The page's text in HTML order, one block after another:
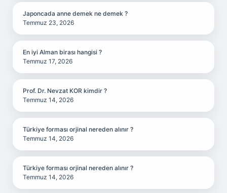
Japoncada anne demek ne demek ?
Temmuz 23, 2026
En iyi Alman birası hangisi ?
Temmuz 17, 2026
Prof. Dr. Nevzat KOR kimdir ?
Temmuz 14, 2026
Türkiye forması orjinal nereden alınır ?
Temmuz 14, 2026
Türkiye forması orjinal nereden alınır ?
Temmuz 14, 2026